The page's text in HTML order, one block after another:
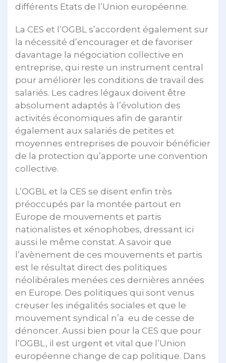
différents Etats de l’Union européenne.
La CES et l’OGBL s’accordent également sur
la nécessité d’encourager et de favoriser
davantage la négociation collective en
entreprise, qui reste un instrument central
pour améliorer les conditions de travail des
salariés. Les cadres légaux doivent être
absolument adaptés à l’évolution des
activités économiques afin de garantir
également aux salariés de petites et
moyennes entreprises de pouvoir bénéficier
de la protection qu’apporte une convention
collective.
L’OGBL et la CES se disent enfin très
préoccupés par la montée partout en
Europe de mouvements et partis
nationalistes et xénophobes, dressant ici
aussi le même constat. A savoir que
l’avènement de ces mouvements et partis
est le résultat direct des politiques
néolibérales menées ces dernières années
en Europe. Des politiques qui sont venus
creuser les inégalités sociales et que le
mouvement syndical n’a eu de cesse de
dénoncer. Aussi bien pour la CES que pour
l’OGBL, il est urgent et vital que l’Union
européenne change de cap politique. Dans